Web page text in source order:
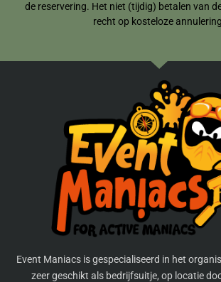
de reservering. Het niet (tijdig) betalen van
recht op kosteloze
Event Maniacs is gespecialiseerd in het
zeer geschikt als bedrijfsuitje, op locatie